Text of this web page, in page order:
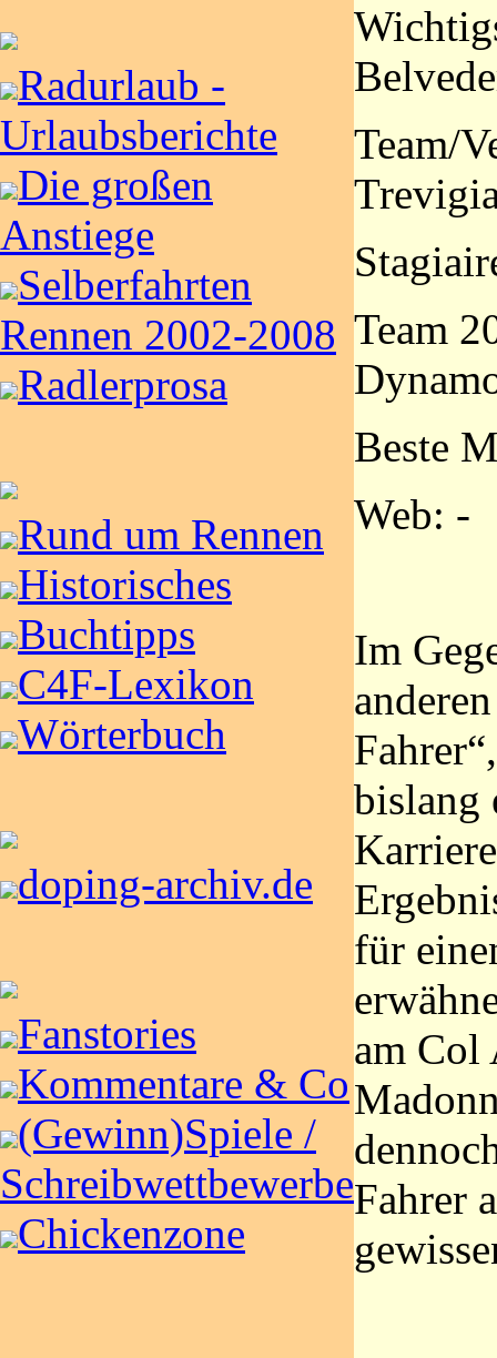
Radurlaub -
Urlaubsberichte
Die großen
Anstiege
Selberfahrten
Rennen 2002-2008
Radlerprosa
Rund um Rennen
Historisches
Buchtipps
C4F-Lexikon
Wörterbuch
doping-archiv.de
Fanstories
Kommentare & Co
(Gewinn)Spiele /
Schreibwettbewerbe
Chickenzone
Team/
Team
Beste
Web: -
Im
bislang
für
am Col
Fahrer